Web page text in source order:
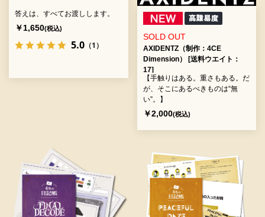
答えは、すべてお渡しします。
￥1,650(税込)
5.0 （1）
SOLD OUT
AXIDENTZ（制作：4CE
Dimension） [送料ウエイト：
17]
【手触りはある。重さもある。だ
が、そこにあるべきものは“無
い”。】
￥2,000(税込)